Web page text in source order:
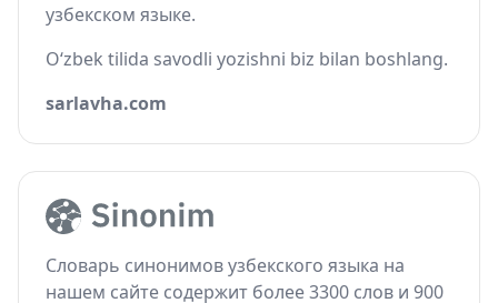
узбекском языке.
O‘zbek tilida savodli yozishni biz bilan boshlang.
sarlavha.com
Словарь синонимов узбекского языка на
нашем сайте содержит более 3300 слов и 900